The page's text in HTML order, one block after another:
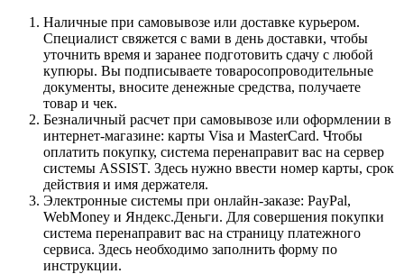
Наличные при самовывозе или доставке курьером.
Специалист свяжется с вами в день доставки, чтобы
уточнить время и заранее подготовить сдачу с любой
купюры. Вы подписываете товаросопроводительные
документы, вносите денежные средства, получаете
товар и чек.
Безналичный расчет при самовывозе или оформлении в
интернет-магазине: карты Visa и MasterCard. Чтобы
оплатить покупку, система перенаправит вас на сервер
системы ASSIST. Здесь нужно ввести номер карты, срок
действия и имя держателя.
Электронные системы при онлайн-заказе: PayPal,
WebMoney и Яндекс.Деньги. Для совершения покупки
система перенаправит вас на страницу платежного
сервиса. Здесь необходимо заполнить форму по
инструкции.